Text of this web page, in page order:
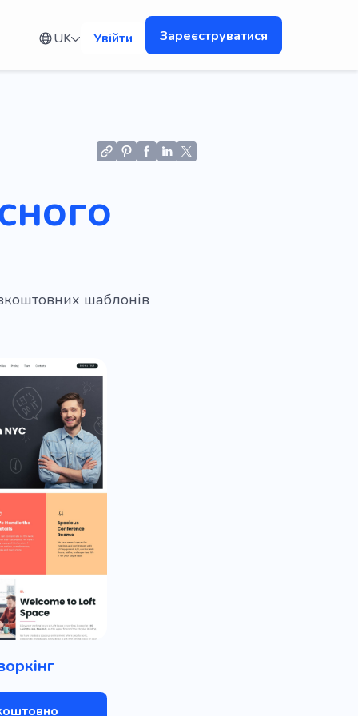
UK Увійти Зареєструватися
шаблонів